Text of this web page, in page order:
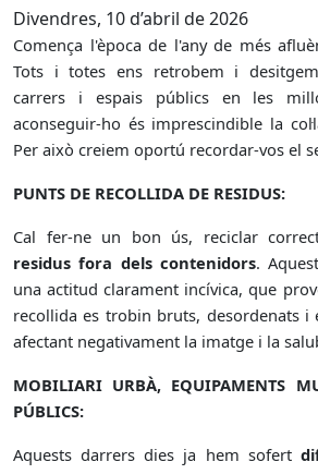
Divendres, 10 d’abril de 2026
Comença l'època de l'any de més
Tots i totes ens retrobem i
carrers i espais públics en les
aconseguir-ho és imprescindible la
Per això creiem oportú recordar-vos el
PUNTS DE RECOLLIDA DE RESIDUS:
Cal fer-ne un bon ús, reciclar
residus fora dels contenidors.
una actitud clarament incívica, que
recollida es trobin bruts, desordenats i
afectant negativament la imatge i la
MOBILIARI URBÀ, EQUIPAMENTS
PÚBLICS:
Aquests darrers dies ja hem sofert